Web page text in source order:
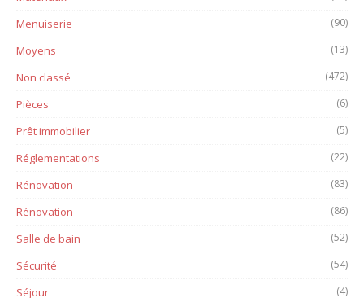
Menuiserie (90)
Moyens (13)
Non classé (472)
Pièces (6)
Prêt immobilier (5)
Réglementations (22)
Rénovation (83)
Rénovation (86)
Salle de bain (52)
Sécurité (54)
Séjour (4)